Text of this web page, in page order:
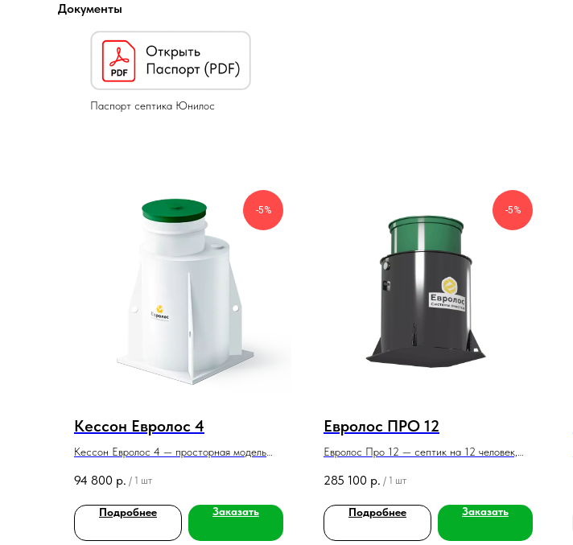
Документы
Паспорт септика Юнилос
-5%
Кессон Евролос 4
Кессон Евролос 4 — просторная модель
Ø125/133/159 мм. Возможна обвязка,
гарантия 10 лет.
94 800 р. / 1 шт
Подробнее Заказать
-5%
Евролос ПРО 12
Евролос Про 12 — септик на 12 человек,
аэрационная очистка стоков.
285 100 р. / 1 шт
Подробнее Заказать